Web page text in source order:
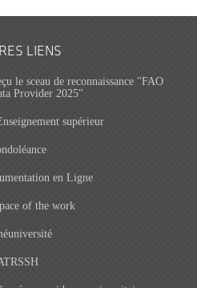
LIENS
le sceau de reconnaissance "FAO
Provider 2025"
supérieur
en Ligne
of the work